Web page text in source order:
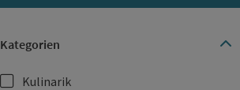
Kategorien
Kulinarik